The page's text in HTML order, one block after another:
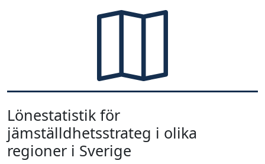
Lönestatistik för
jämställdhetsstrateg i olika
regioner i Sverige